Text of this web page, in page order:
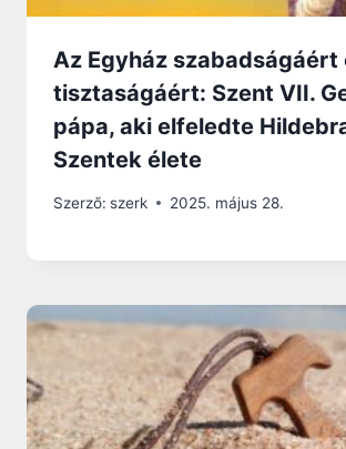
Az Egyház szabadságáért
tisztaságáért: Szent VII.
pápa, aki elfeledte
Szentek élete
Szerző: szerk 2025. május 28.